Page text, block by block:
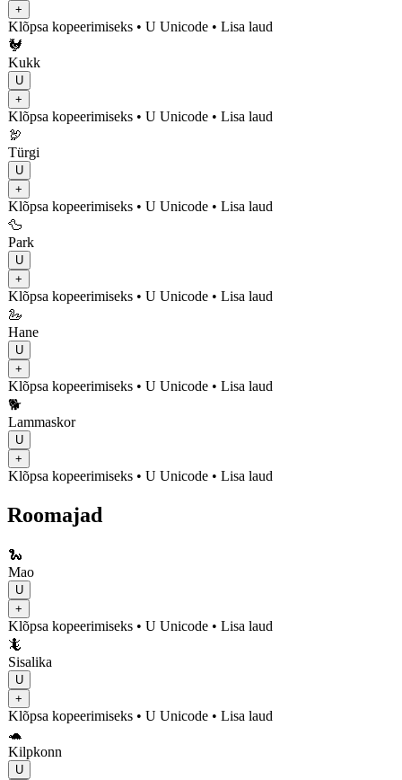
+
Klõpsa kopeerimiseks • U Unicode • Lisa laud
🐓
Kukk
U
+
Klõpsa kopeerimiseks • U Unicode • Lisa laud
🦃
Türgi
U
+
Klõpsa kopeerimiseks • U Unicode • Lisa laud
🦆
Park
U
+
Klõpsa kopeerimiseks • U Unicode • Lisa laud
🦢
Hane
U
+
Klõpsa kopeerimiseks • U Unicode • Lisa laud
🐕
Lammaskor
U
+
Klõpsa kopeerimiseks • U Unicode • Lisa laud
Roomajad
🐍
Mao
U
+
Klõpsa kopeerimiseks • U Unicode • Lisa laud
🦎
Sisalika
U
+
Klõpsa kopeerimiseks • U Unicode • Lisa laud
🐢
Kilpkonn
U